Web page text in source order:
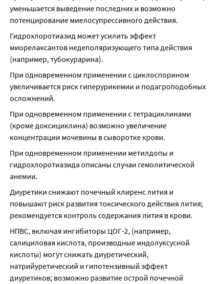
уменьшается выведение последних и возможно
потенцирование миелосупрессивного действия.
Гидрохлоротиазид может усилить эффект
миорелаксантов недеполяризующего типа действия
(например, тубокурарина).
При одновременном применении с циклоспорином
увеличивается риск гиперурикемии и подагроподобных
осложнений.
При одновременном применении с тетрациклинами
(кроме доксициклина) возможно увеличение
концентрации мочевины в сыворотке крови.
При одновременном применении метилдопы и
гидрохлоротиазида описаны случаи гемолитической
анемии.
Диуретики снижают почечный клиренс лития и
повышают риск развития токсического действия лития;
рекомендуется контроль содержания лития в крови.
НПВС, включая ингибиторы ЦОГ-2, (например,
салициловая кислота, производные индолуксусной
кислоты) могут снижать диуретический,
натрийуретический и гипотензивный эффект
диуретиков; возможно развитие острой почечной